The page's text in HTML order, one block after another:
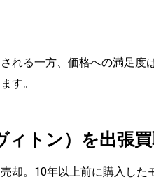
れる一方、価格への満足度
す。
ィトン）を出張
却。10年以上前に購入した